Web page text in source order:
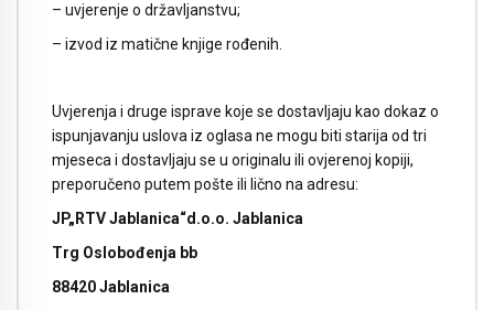
– uvjerenje o državljanstvu;
– izvod iz matične knjige rođenih.
Uvjerenja i druge isprave koje se dostavljaju kao dokaz o
ispunjavanju uslova iz oglasa ne mogu biti starija od tri
mjeseca i dostavljaju se u originalu ili ovjerenoj kopiji,
preporučeno putem pošte ili lično na adresu:
JP„RTV Jablanica“d.o.o. Jablanica
Trg Oslobođenja bb
88420 Jablanica